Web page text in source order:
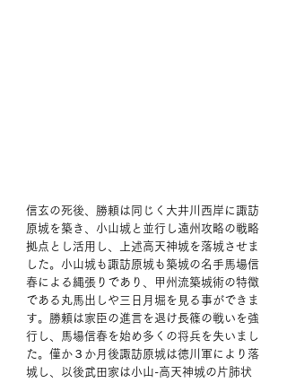
信玄の死後、勝頼は同じく大井川西岸に諏訪
原城を築き、小山城と並行し遠州攻略の戦略
拠点とし活用し、上述高天神城を落城させま
した。小山城も諏訪原城も築城の名手馬場信
春による縄張りであり、甲州流築城術の特徴
である丸馬出しや三日月堀を見る事ができま
す。勝頼は家臣の進言を退け長篠の戦いを強
行し、馬場信春を始め多くの将兵を失いまし
た。僅か３か月後諏訪原城は徳川軍により落
城し、以後武田家は小山-高天神城の片肺状